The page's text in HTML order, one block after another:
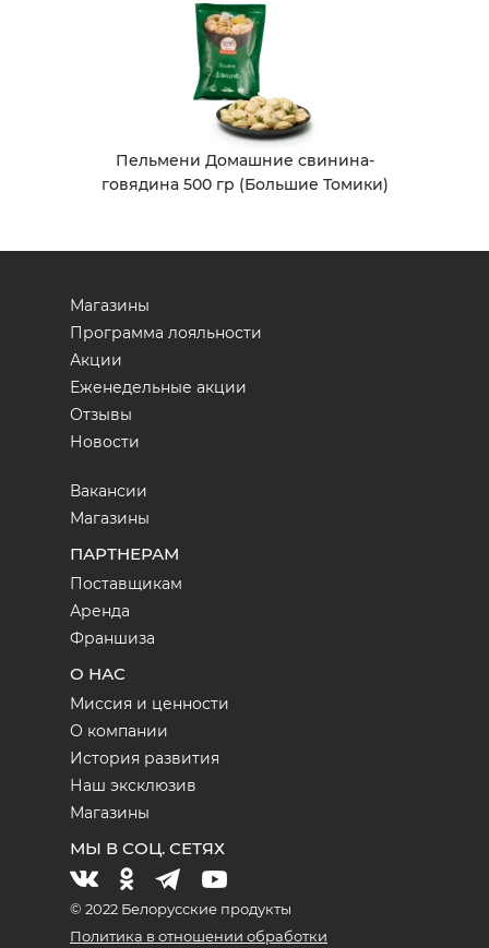
Пельмени Домашние свинина-
говядина 500 гр (Большие Томики)
Магазины
Программа лояльности
Акции
Еженедельные акции
Отзывы
Новости
Вакансии
Магазины
ПАРТНЕРАМ
Поставщикам
Аренда
Франшиза
О НАС
Миссия и ценности
О компании
История развития
Наш эксклюзив
Магазины
МЫ В СОЦ. СЕТЯХ
© 2022 Белорусские продукты
Политика в отношении обработки